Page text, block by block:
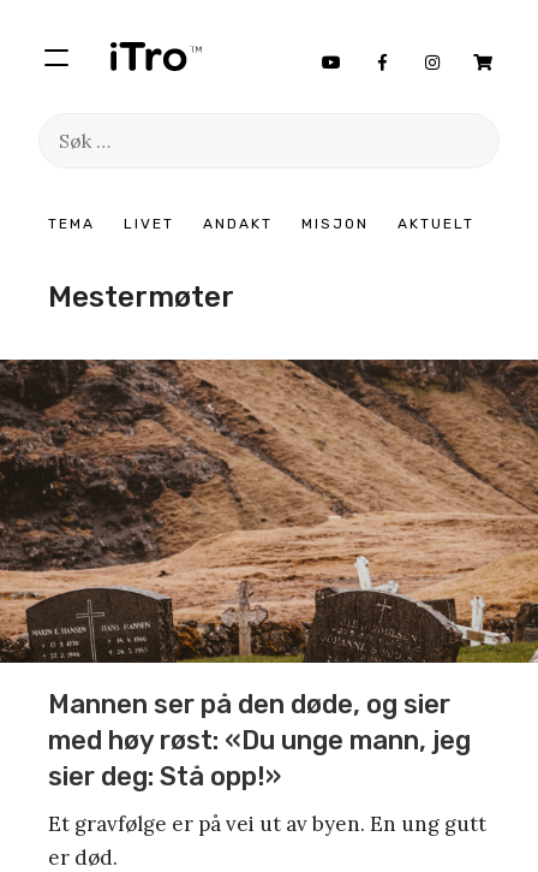
TEMA LIVET ANDAKT MISJON AKTUELT
Søk
Mestermøter
Mannen ser på den døde, og sier
med høy røst: «Du unge mann, jeg
sier deg: Stå opp!»
Et gravfølge er på vei ut av byen. En ung gutt
er død.